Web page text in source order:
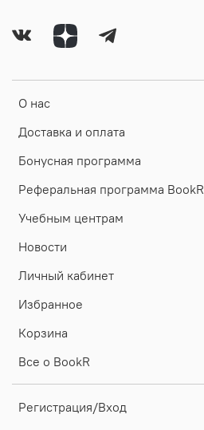
О нас
Доставка и оплата
Бонусная программа
Реферальная программа BookR
Учебным центрам
Новости
Личный кабинет
Избранное
Корзина
Все о BookR
Регистрация/Вход